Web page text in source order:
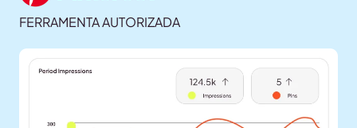
FERRAMENTA AUTORIZADA